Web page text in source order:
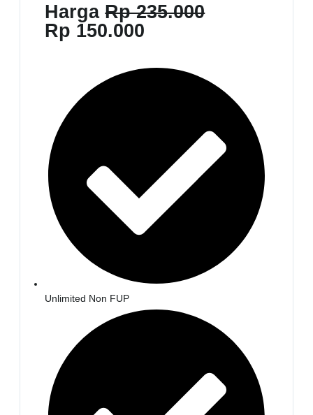
HargaRp 235.000
Rp 150.000
Unlimited Non FUP